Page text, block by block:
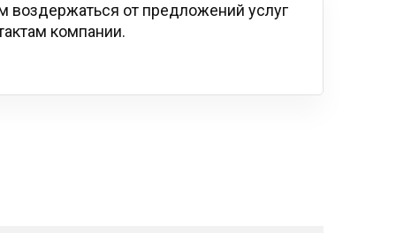
воздержаться от предложений услуг
компании.